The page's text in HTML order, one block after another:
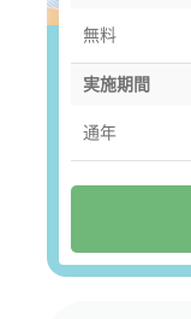
無料
実施期間
通年